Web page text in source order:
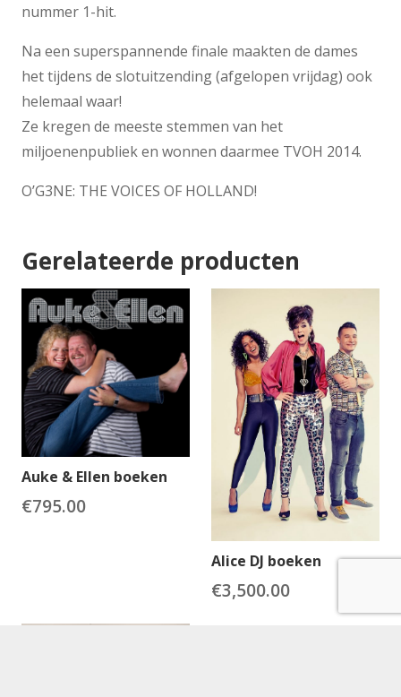
nummer 1-hit.
Na een superspannende finale maakten de dames
het tijdens de slotuitzending (afgelopen vrijdag) ook
helemaal waar!
Ze kregen de meeste stemmen van het
miljoenenpubliek en wonnen daarmee TVOH 2014.
O’G3NE: THE VOICES OF HOLLAND!
Gerelateerde producten
Auke & Ellen boeken
€795.00
Alice DJ boeken
€3,500.00